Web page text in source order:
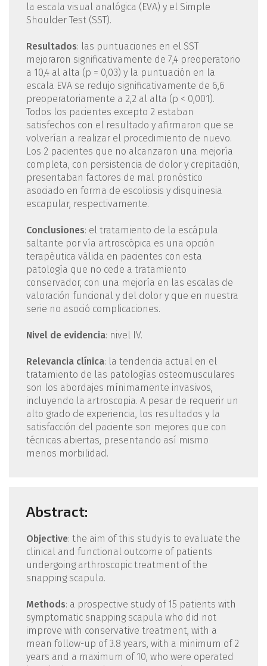
la escala visual analógica (EVA) y el Simple
Shoulder Test (SST).
Resultados: las puntuaciones en el SST
mejoraron significativamente de 7,4 preoperatorio
a 10,4 al alta (p = 0,03) y la puntuación en la
escala EVA se redujo significativamente de 6,6
preoperatoriamente a 2,2 al alta (p < 0,001).
Todos los pacientes excepto 2 estaban
satisfechos con el resultado y afirmaron que se
volverían a realizar el procedimiento de nuevo.
Los 2 pacientes que no alcanzaron una mejoría
completa, con persistencia de dolor y crepitación,
presentaban factores de mal pronóstico
asociado en forma de escoliosis y disquinesia
escapular, respectivamente.
Conclusiones: el tratamiento de la escápula
saltante por vía artroscópica es una opción
terapéutica válida en pacientes con esta
patología que no cede a tratamiento
conservador, con una mejoría en las escalas de
valoración funcional y del dolor y que en nuestra
serie no asoció complicaciones.
Nivel de evidencia: nivel IV.
Relevancia clínica: la tendencia actual en el
tratamiento de las patologías osteomusculares
son los abordajes mínimamente invasivos,
incluyendo la artroscopia. A pesar de requerir un
alto grado de experiencia, los resultados y la
satisfacción del paciente son mejores que con
técnicas abiertas, presentando así mismo
menos morbilidad.
Abstract:
Objective: the aim of this study is to evaluate the
clinical and functional outcome of patients
undergoing arthroscopic treatment of the
snapping scapula.
Methods: a prospective study of 15 patients with
symptomatic snapping scapula who did not
improve with conservative treatment, with a
mean follow-up of 3.8 years, with a minimum of 2
years and a maximum of 10, who were operated